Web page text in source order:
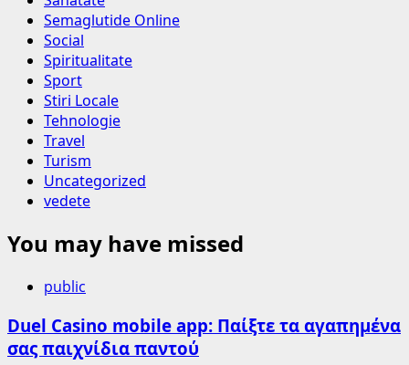
Semaglutide Online
Social
Spiritualitate
Sport
Stiri Locale
Tehnologie
Travel
Turism
Uncategorized
vedete
You may have missed
public
Duel Casino mobile app: Παίξτε τα αγαπημένα
σας παιχνίδια παντού